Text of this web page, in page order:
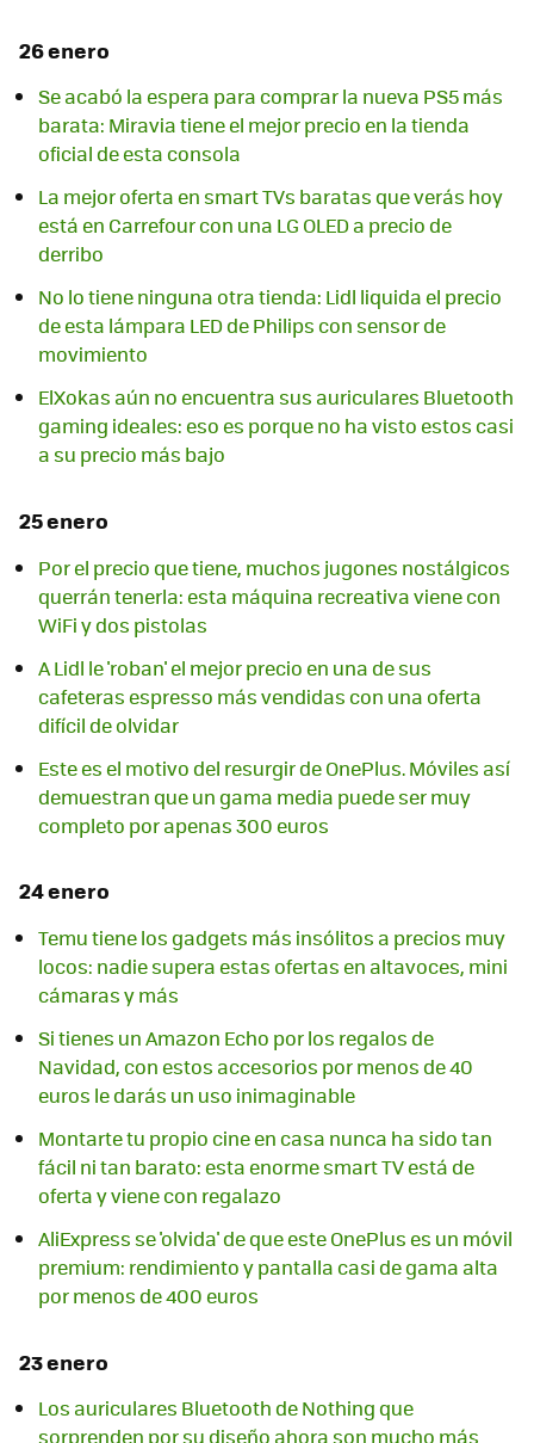
26 enero
Se acabó la espera para comprar la nueva PS5 más
barata: Miravia tiene el mejor precio en la tienda
oficial de esta consola
La mejor oferta en smart TVs baratas que verás hoy
está en Carrefour con una LG OLED a precio de
derribo
No lo tiene ninguna otra tienda: Lidl liquida el precio
de esta lámpara LED de Philips con sensor de
movimiento
ElXokas aún no encuentra sus auriculares Bluetooth
gaming ideales: eso es porque no ha visto estos casi
a su precio más bajo
25 enero
Por el precio que tiene, muchos jugones nostálgicos
querrán tenerla: esta máquina recreativa viene con
WiFi y dos pistolas
A Lidl le 'roban' el mejor precio en una de sus
cafeteras espresso más vendidas con una oferta
difícil de olvidar
Este es el motivo del resurgir de OnePlus. Móviles así
demuestran que un gama media puede ser muy
completo por apenas 300 euros
24 enero
Temu tiene los gadgets más insólitos a precios muy
locos: nadie supera estas ofertas en altavoces, mini
cámaras y más
Si tienes un Amazon Echo por los regalos de
Navidad, con estos accesorios por menos de 40
euros le darás un uso inimaginable
Montarte tu propio cine en casa nunca ha sido tan
fácil ni tan barato: esta enorme smart TV está de
oferta y viene con regalazo
AliExpress se 'olvida' de que este OnePlus es un móvil
premium: rendimiento y pantalla casi de gama alta
por menos de 400 euros
23 enero
Los auriculares Bluetooth de Nothing que
sorprenden por su diseño ahora son mucho más